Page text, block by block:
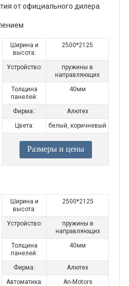
от официального дилера.
Ширина и
высота:
2500*2125
Устройство:
пружины в
направляющих
Толщина
панелей:
40мм
Фирма::
Алютех
Цвета:
белый, коричневый
Размеры и цены
Ширина и
высота:
2500*2125
Устройство:
пружины в
направляющих
Толщина
панелей:
40мм
Фирма:
Алютех
Автоматика:
An-Motors